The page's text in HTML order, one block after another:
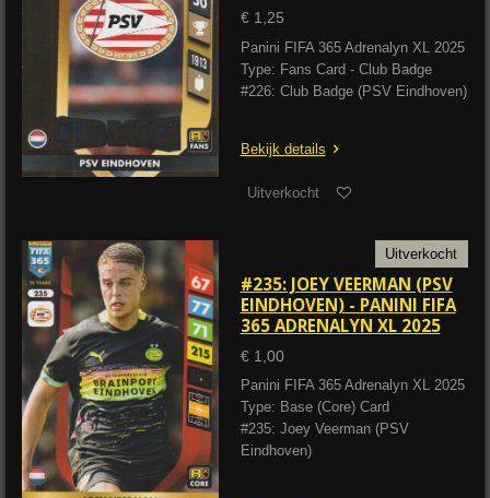
€ 1,25
Panini FIFA 365 Adrenalyn XL 2025
Type: Fans Card - Club Badge
#226: Club Badge (PSV Eindhoven)
Bekijk details
Uitverkocht
Uitverkocht
#235: JOEY VEERMAN (PSV
EINDHOVEN) - PANINI FIFA
365 ADRENALYN XL 2025
€ 1,00
Panini FIFA 365 Adrenalyn XL 2025
Type: Base (Core) Card
#235: Joey Veerman (PSV
Eindhoven)